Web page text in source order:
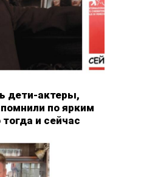
дети-актеры,
по ярким
и сейчас